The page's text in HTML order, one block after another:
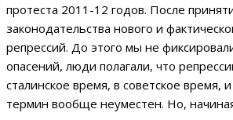
протеста 2011-12 годов. После
законодательства нового и
репрессий. До этого мы не
опасений, люди полагали, что
сталинское время, в советское время,
термин вообще неуместен. Но,